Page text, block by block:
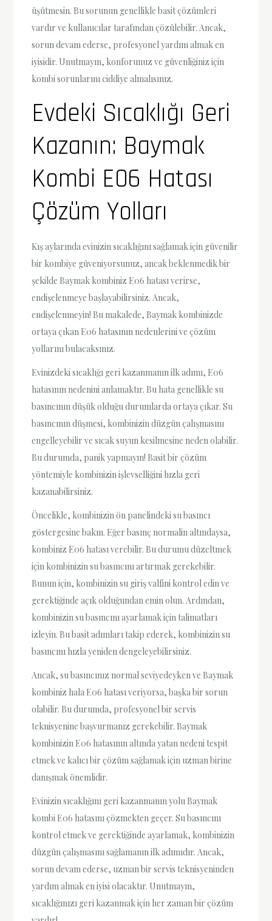
üşütmesin. Bu sorunun genellikle basit çözümleri
vardır ve kullanıcılar tarafından çözülebilir. Ancak,
sorun devam ederse, profesyonel yardım almak en
iyisidir. Unutmayın, konforunuz ve güvenliğiniz için
kombi sorunlarını ciddiye almalısınız.
Evdeki Sıcaklığı Geri
Kazanın: Baymak
Kombi E06 Hatası
Çözüm Yolları
Kış aylarında evinizin sıcaklığını sağlamak için güvenilir
bir kombiye güveniyorsunuz, ancak beklenmedik bir
şekilde Baymak kombiniz E06 hatası verirse,
endişelenmeye başlayabilirsiniz. Ancak,
endişelenmeyin! Bu makalede, Baymak kombinizde
ortaya çıkan E06 hatasının nedenlerini ve çözüm
yollarını bulacaksınız.
Evinizdeki sıcaklığı geri kazanmanın ilk adımı, E06
hatasının nedenini anlamaktır. Bu hata genellikle su
basıncının düşük olduğu durumlarda ortaya çıkar. Su
basıncının düşmesi, kombinizin düzgün çalışmasını
engelleyebilir ve sıcak suyun kesilmesine neden olabilir.
Bu durumda, panik yapmayın! Basit bir çözüm
yöntemiyle kombinizin işlevselliğini hızla geri
kazanabilirsiniz.
Öncelikle, kombinizin ön panelindeki su basıncı
göstergesine bakın. Eğer basınç normalin altındaysa,
kombiniz E06 hatası verebilir. Bu durumu düzeltmek
için kombinizin su basıncını artırmak gerekebilir.
Bunun için, kombinizin su giriş valfini kontrol edin ve
gerektiğinde açık olduğundan emin olun. Ardından,
kombinizin su basıncını ayarlamak için talimatları
izleyin. Bu basit adımları takip ederek, kombinizin su
basıncını hızla yeniden dengeleyebilirsiniz.
Ancak, su basıncınız normal seviyedeyken ve Baymak
kombiniz hala E06 hatası veriyorsa, başka bir sorun
olabilir. Bu durumda, profesyonel bir servis
teknisyenine başvurmanız gerekebilir. Baymak
kombinizin E06 hatasının altında yatan nedeni tespit
etmek ve kalıcı bir çözüm sağlamak için uzman birine
danışmak önemlidir.
Evinizin sıcaklığını geri kazanmanın yolu Baymak
kombi E06 hatasını çözmekten geçer. Su basıncını
kontrol etmek ve gerektiğinde ayarlamak, kombinizin
düzgün çalışmasını sağlamanın ilk adımıdır. Ancak,
sorun devam ederse, uzman bir servis teknisyeninden
yardım almak en iyisi olacaktır. Unutmayın,
sıcaklığınızı geri kazanmak için her zaman bir çözüm